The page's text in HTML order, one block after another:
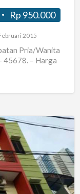
Rp 950.000
2015
Pria/Wanita
45678. – Harga